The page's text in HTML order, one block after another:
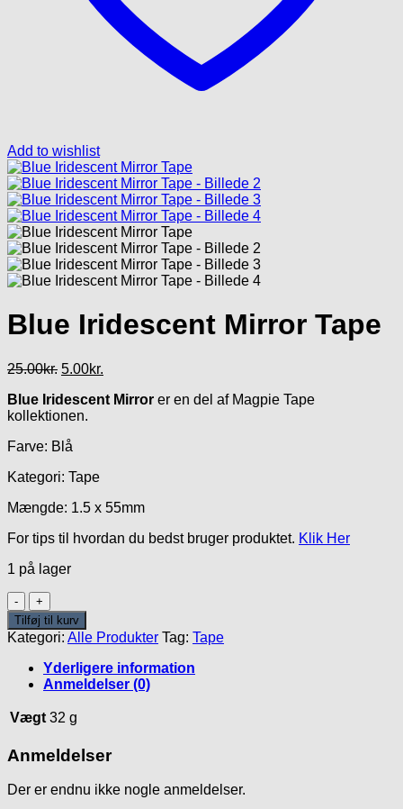
Add to wishlist
Blue Iridescent Mirror Tape
25.00kr. Den
pris
var:
5.00kr.
pris
Blue Iridescent Mirror er en del af Magpie Tape
kollektionen.
Farve: Blå
Kategori: Tape
Mængde: 1.5 x 55mm
For tips til hvordan du bedst bruger produktet. Klik Her
1 på lager
Blue
Iridescent
Mirror
Tape
antal
Tilføj til kurv
Kategori: Alle Produkter Tag: Tape
Yderligere information
Anmeldelser (0)
Vægt 32 g
Anmeldelser
Der er endnu ikke nogle anmeldelser.